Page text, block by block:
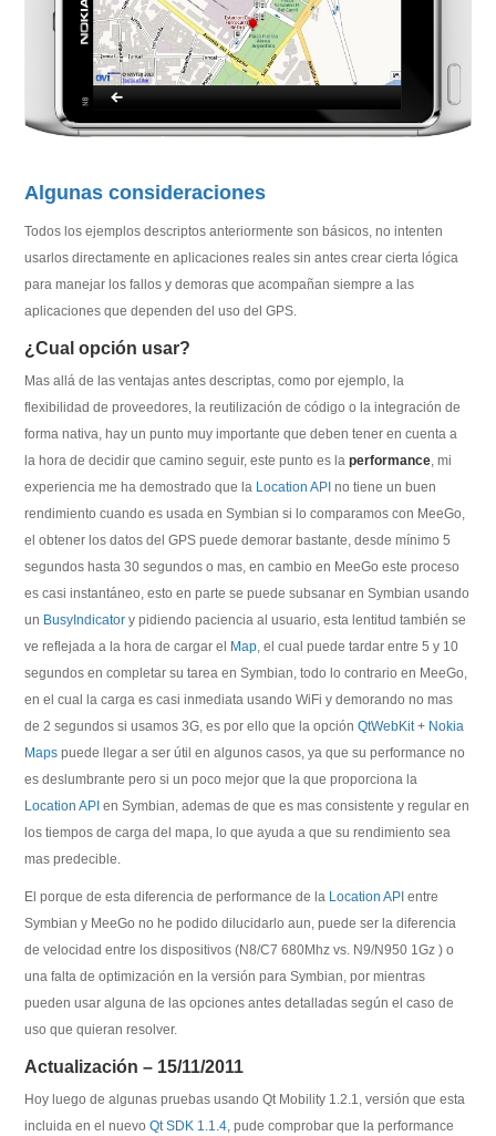
Algunas consideraciones
Todos los ejemplos descriptos anteriormente son básicos, no intenten
usarlos directamente en aplicaciones reales sin antes crear cierta lógica
para manejar los fallos y demoras que acompañan siempre a las
aplicaciones que dependen del uso del GPS.
¿Cual opción usar?
Mas allá de las ventajas antes descriptas, como por ejemplo, la
flexibilidad de proveedores, la reutilización de código o la integración de
forma nativa, hay un punto muy importante que deben tener en cuenta a
la hora de decidir que camino seguir, este punto es laperformance, mi
experiencia me ha demostrado que la Location API no tiene un buen
rendimiento cuando es usada en Symbian si lo comparamos con MeeGo,
el obtener los datos del GPS puede demorar bastante, desde mínimo 5
segundos hasta 30 segundos o mas, en cambio en MeeGo este proceso
es casi instantáneo, esto en parte se puede subsanar en Symbian usando
un BusyIndicator y pidiendo paciencia al usuario, esta lentitud también se
ve reflejada a la hora de cargar el
Map, el cual puede tardar entre 5 y 10
segundos en completar su tarea en Symbian, todo lo contrario en MeeGo,
en el cual la carga es casi inmediata usando WiFi y demorando no mas
de 2 segundos si usamos 3G, es por ello que la opciónQtWebKit+ Nokia
Maps puede llegar a ser útil en algunos casos, ya que su performance no
es deslumbrante pero si un poco mejor que la que proporciona la
Location API en Symbian, ademas de que es mas consistente y regular en
los tiempos de carga del mapa, lo que ayuda a que su rendimiento sea
mas predecible.
El porque de esta diferencia de performance de la Location API entre
Symbian y MeeGo no he podido dilucidarlo aun, puede ser la diferencia
de velocidad entre los dispositivos (N8/C7 680Mhz vs. N9/N950 1Gz ) o
una falta de optimización en la versión para Symbian, por mientras
pueden usar alguna de las opciones antes detalladas según el caso de
uso que quieran resolver.
Actualización – 15/11/2011
Hoy luego de algunas pruebas usando Qt Mobility 1.2.1, versión que esta
incluida en el nuevoQt SDK 1.1.4, pude comprobar que la performance